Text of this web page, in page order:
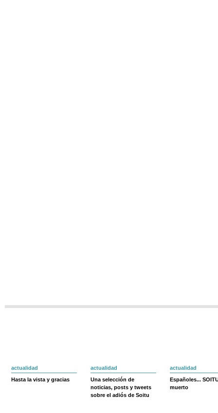
actualidad
Hasta la vista y gracias
actualidad
Una selección de
noticias, posts y tweets
sobre el adiós de Soitu
actualidad
Españoles...
muerto